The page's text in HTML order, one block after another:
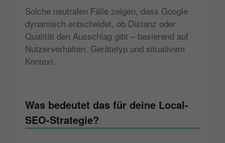
Solche neutralen Fälle zeigen, dass Google
dynamisch entscheidet, ob Distanz oder
Qualität den Ausschlag gibt – basierend auf
Nutzerverhalten, Gerätetyp und situativem
Kontext.
Was bedeutet das für deine Local-
SEO-Strategie?